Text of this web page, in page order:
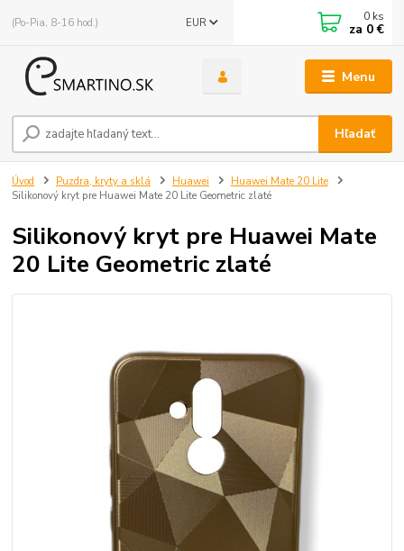
Menu
EUR
Hľadať
(Po-Pia, 8-16 hod.) 0 ks
za 0 €
Úvod Puzdra, kryty a sklá Huawei
Huawei Mate 20 Lite
Silikonový kryt pre Huawei Mate 20 Lite Geometric zlaté
Silikonový kryt pre Huawei Mate
20 Lite Geometric zlaté